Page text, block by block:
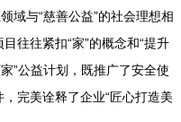
域与“慈善公益”的社会理想相
往往紧扣“家”的概念和“提升
”公益计划，既推广了安全使
完美诠释了企业“匠心打造美